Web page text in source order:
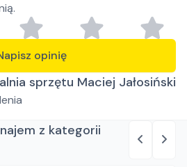
opinię
sprzętu Maciej Jałosiński
z kategorii